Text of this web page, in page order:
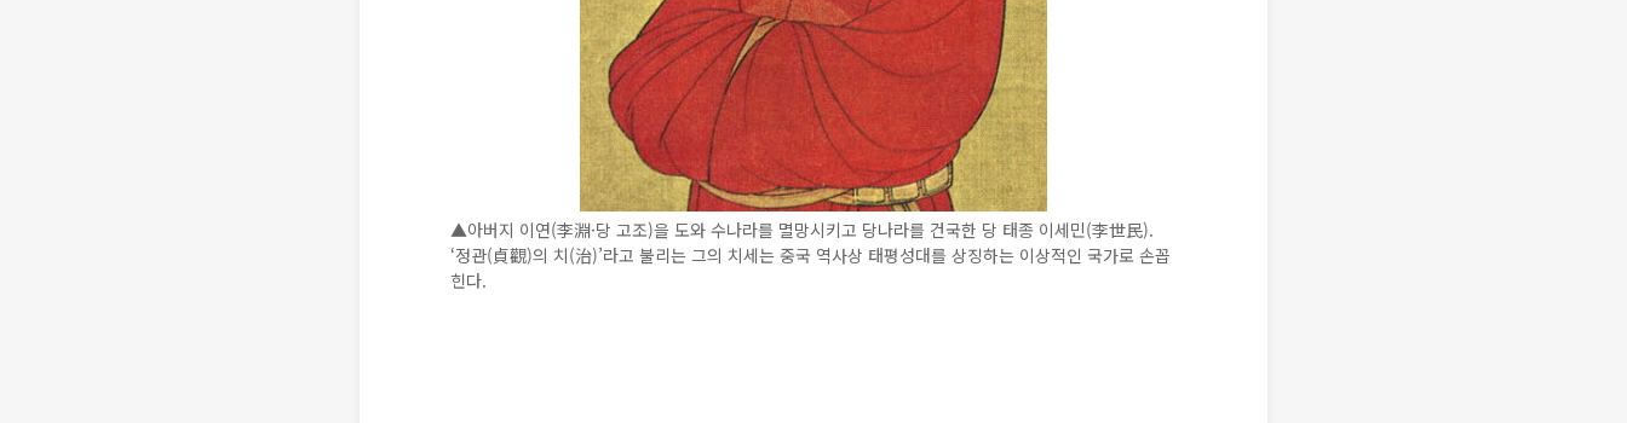
▲아버지 이연(李淵·당 고조)을 도와 수나라를 멸망시키고 당나라를 건국한 당 태종 이세민(李世民).
‘정관(貞觀)의 치(治)’라고 불리는 그의 치세는 중국 역사상 태평성대를 상징하는 이상적인 국가로 손꼽
힌다.